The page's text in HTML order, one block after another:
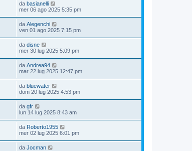
da basianelli
mer 06 ago 2025 5:35 pm
da Alegenchi
ven 01 ago 2025 7:15 pm
da disne
mer 30 lug 2025 5:09 pm
da Andrea94
mar 22 lug 2025 12:47 pm
da bluewater
dom 20 lug 2025 4:53 pm
da gfr
lun 14 lug 2025 8:43 am
da Roberto1955
mer 02 lug 2025 6:01 pm
da Jocman